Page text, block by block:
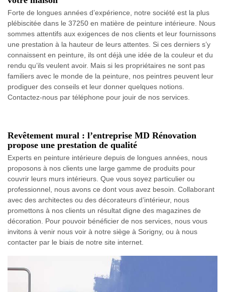
Forte de longues années d’expérience, notre société est la plus
plébiscitée dans le 37250 en matière de peinture intérieure. Nous
sommes attentifs aux exigences de nos clients et leur fournissons
une prestation à la hauteur de leurs attentes. Si ces derniers s’y
connaissent en peinture, ils ont déjà une idée de la couleur et du
rendu qu’ils veulent avoir. Mais si les propriétaires ne sont pas
familiers avec le monde de la peinture, nos peintres peuvent leur
prodiguer des conseils et leur donner quelques notions.
Contactez-nous par téléphone pour jouir de nos services.
Revêtement mural : l’entreprise MD Rénovation
propose une prestation de qualité
Experts en peinture intérieure depuis de longues années, nous
proposons à nos clients une large gamme de produits pour
couvrir leurs murs intérieurs. Que vous soyez particulier ou
professionnel, nous avons ce dont vous avez besoin. Collaborant
avec des architectes ou des décorateurs d’intérieur, nous
promettons à nos clients un résultat digne des magazines de
décoration. Pour pouvoir bénéficier de nos services, nous vous
invitons à venir nous voir à notre siège à Sorigny, ou à nous
contacter par le biais de notre site internet.